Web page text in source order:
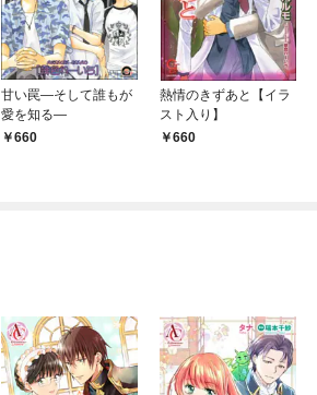
甘い罠―そして誰もが
愛を知る―
660
熱情のきずあと【イラ
スト入り】
660